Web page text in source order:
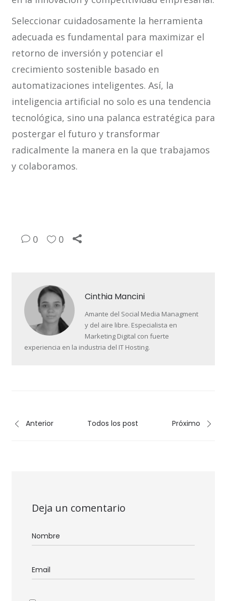
Seleccionar cuidadosamente la herramienta
adecuada es fundamental para maximizar el
retorno de inversión y potenciar el
crecimiento sostenible basado en
automatizaciones inteligentes. Así, la
inteligencia artificial no solo es una tendencia
tecnológica, sino una palanca estratégica para
postergar el futuro y transformar
radicalmente la manera en la que trabajamos
y colaboramos.
0 0
Cinthia Mancini
Amante del Social Media Managment
y del aire libre. Especialista en
Marketing Digital con fuerte
experiencia en la industria del IT Hosting.
Anterior Todos los post Próximo
Deja un comentario